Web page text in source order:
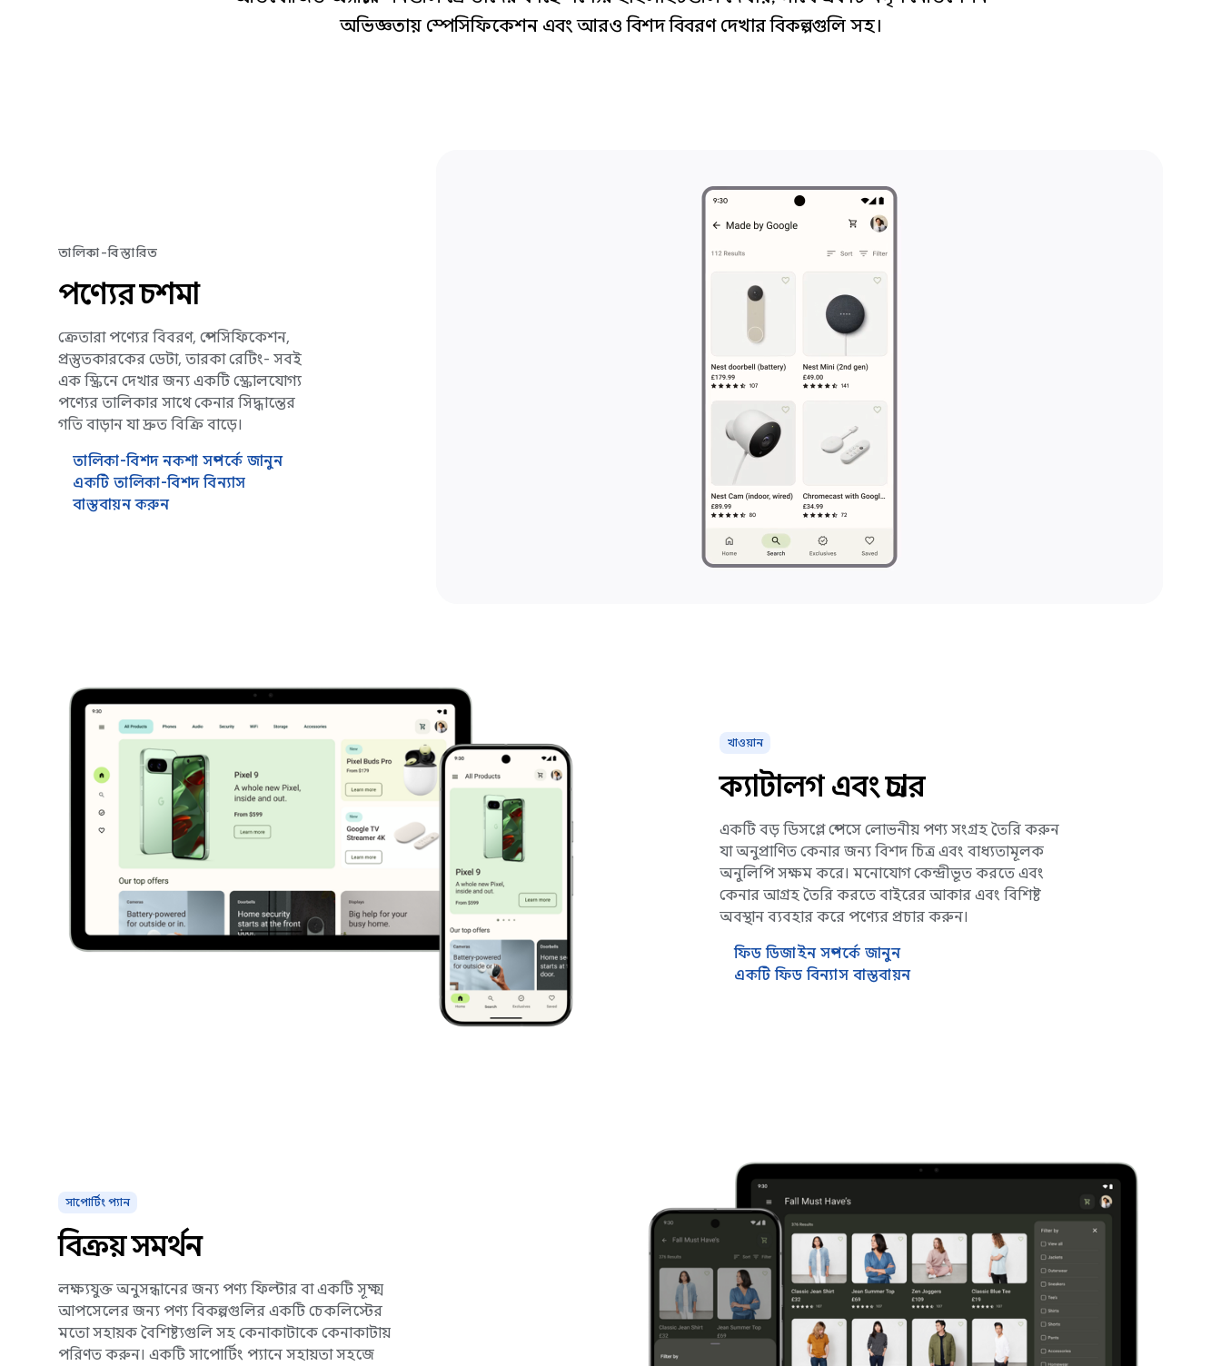
অভিজ্ঞতায় স্পেসিফিকেশন এবং আরও বিশদ বিবরণ দেখার বিকল্পগুলি সহ।
তালিকা-বিস্তারিত
পণ্যের চশমা
ক্রেতারা পণ্যের বিবরণ, স্পেসিফিকেশন,
প্রস্তুতকারকের ডেটা, তারকা রেটিং- সবই
এক স্ক্রিনে দেখার জন্য একটি স্ক্রোলযোগ্য
পণ্যের তালিকার সাথে কেনার সিদ্ধান্তের
গতি বাড়ান যা দ্রুত বিক্রি বাড়ে।
তালিকা-বিশদ নকশা সম্পর্কে জানুন
একটি তালিকা-বিশদ বিন্যাস
বাস্তবায়ন করুন
খাওয়ান
ক্যাটালগ এবং প্রচার
একটি বড় ডিসপ্লে স্পেসে লোভনীয় পণ্য সংগ্রহ তৈরি করুন
যা অনুপ্রাণিত কেনার জন্য বিশদ চিত্র এবং বাধ্যতামূলক
অনুলিপি সক্ষম করে। মনোযোগ কেন্দ্রীভূত করতে এবং
কেনার আগ্রহ তৈরি করতে বাইরের আকার এবং বিশিষ্ট
অবস্থান ব্যবহার করে পণ্যের প্রচার করুন।
ফিড ডিজাইন সম্পর্কে জানুন
একটি ফিড বিন্যাস বাস্তবায়ন
সাপোর্টিং প্যান
বিক্রয় সমর্থন
লক্ষ্যযুক্ত অনুসন্ধানের জন্য পণ্য ফিল্টার বা একটি সূক্ষ্ম
আপসেলের জন্য পণ্য বিকল্পগুলির একটি চেকলিস্টের
মতো সহায়ক বৈশিষ্ট্যগুলি সহ কেনাকাটাকে কেনাকাটায়
পরিণত করুন। একটি সাপোর্টিং প্যানে সহায়তা সহজে